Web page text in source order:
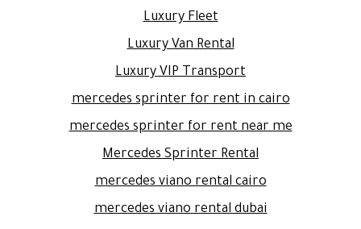
Luxury Fleet
Luxury Van Rental
Luxury VIP Transport
mercedes sprinter for rent in cairo
mercedes sprinter for rent near me
Mercedes Sprinter Rental
mercedes viano rental cairo
mercedes viano rental dubai